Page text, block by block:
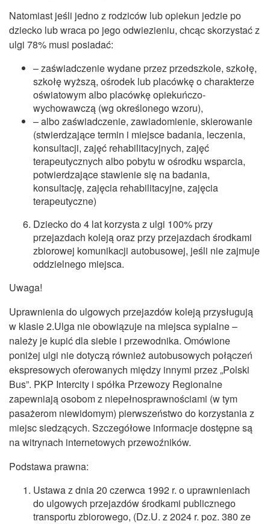
Natomiast jeśli jedno z rodziców lub opiekun jedzie po
dziecko lub wraca po jego odwiezieniu, chcąc skorzystać z
ulgi 78% musi posiadać:
– zaświadczenie wydane przez przedszkole, szkołę,
szkołę wyższą, ośrodek lub placówkę o charakterze
oświatowym albo placówkę opiekuńczo-
wychowawczą (wg określonego wzoru),
– albo zaświadczenie, zawiadomienie, skierowanie
(stwierdzające termin i miejsce badania, leczenia,
konsultacji, zajęć rehabilitacyjnych, zajęć
terapeutycznych albo pobytu w ośrodku wsparcia,
potwierdzające stawienie się na badania,
konsultację, zajęcia rehabilitacyjne, zajęcia
terapeutyczne)
Dziecko do 4 lat korzysta z ulgi 100% przy
przejazdach koleją oraz przy przejazdach środkami
zbiorowej komunikacji autobusowej, jeśli nie zajmuje
oddzielnego miejsca.
Uwaga!
Uprawnienia do ulgowych przejazdów koleją przysługują
w klasie 2.Ulga nie obowiązuje na miejsca sypialne –
należy je kupić dla siebie i przewodnika. Omówione
poniżej ulgi nie dotyczą również autobusowych połączeń
ekspresowych oferowanych między innymi przez „Polski
Bus”. PKP Intercity i spółka Przewozy Regionalne
zapewniają osobom z niepełnosprawnościami (w tym
pasażerom niewidomym) pierwszeństwo do korzystania z
miejsc siedzących. Szczegółowe informacje dostępne są
na witrynach internetowych przewoźników.
Podstawa prawna:
Ustawa z dnia 20 czerwca 1992 r. o uprawnieniach
do ulgowych przejazdów środkami publicznego
transportu zbiorowego, (Dz.U. z 2024 r. poz. 380 ze